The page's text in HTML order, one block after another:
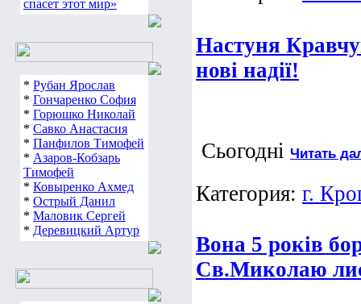
спасет этот мир»
* Рубан Ярослав
* Гончаренко София
* Горюшко Николай
* Савко Анастасия
* Панфилов Тимофей
* Азаров-Кобзарь
Тимофей
* Ковыренко Ахмед
* Острый Данил
* Маловик Сергей
* Деревицкий Артур
Настуня
нові надії!
Сьогодні Читать
Категория: г.
Вона 5 років
Св.Миколаю